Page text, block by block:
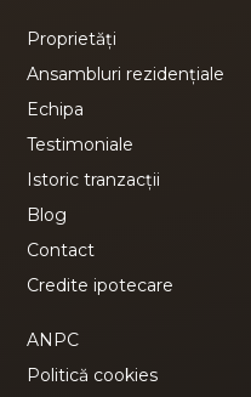
Proprietăți
Ansambluri rezidențiale
Echipa
Testimoniale
Istoric tranzacții
Blog
Contact
Credite ipotecare
ANPC
Politică cookies